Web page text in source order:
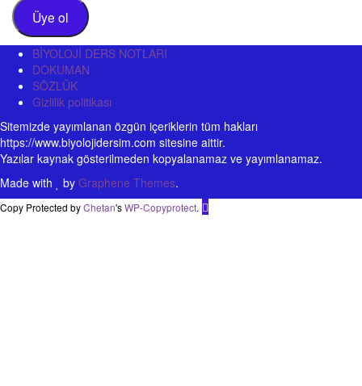
Adresi
Üye ol
BİYOLOJİ DERS NOTLARI
DOKUMAN
SÖZLÜK
Gizlilik politikası
Sitemizde yayımlanan özgün içeriklerin tüm hakları
https://www.biyolojidersim.com sitesine aittir.
Yazılar kaynak gösterilmeden kopyalanamaz ve yayımlanamaz.
Made with
by Graphene Themes.
Copy Protected byChetan'sWP-Copyprotect.